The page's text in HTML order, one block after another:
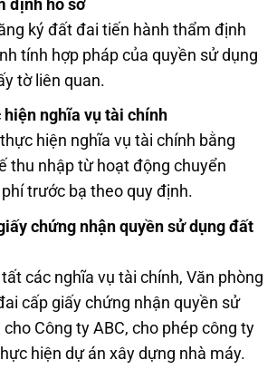
định hồ sơ
ký đất đai tiến hành thẩm định
tính hợp pháp của quyền sử dụng
tờ liên quan.
hiện nghĩa vụ tài chính
hiện nghĩa vụ tài chính bằng
thu nhập từ hoạt động chuyển
trước bạ theo quy định.
chứng nhận quyền sử dụng đất
các nghĩa vụ tài chính, Văn phòng
cấp giấy chứng nhận quyền sử
Công ty ABC, cho phép công ty
hiện dự án xây dựng nhà máy.